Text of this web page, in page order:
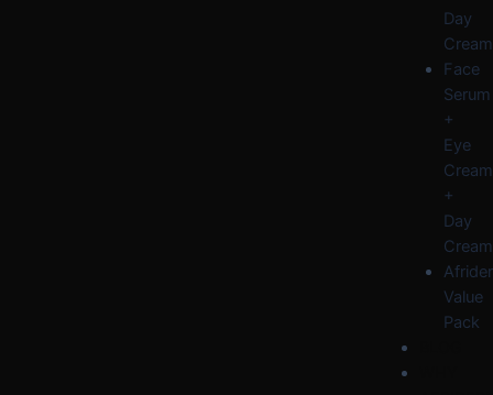
Day
Cream
Face
Serum
+
Eye
Cream
+
Day
Cream
Value
Pack